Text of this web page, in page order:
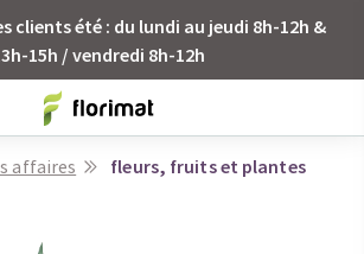
clients été : du lundi au jeudi 8h-12h &
15h / vendredi 8h-12h
affaires fleurs, fruits et plantes